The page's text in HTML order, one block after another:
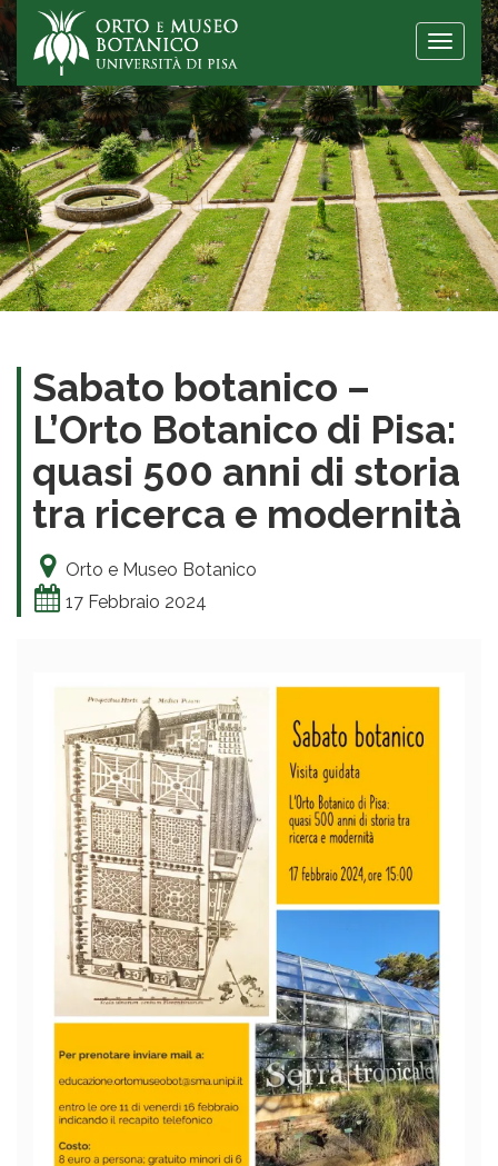
Toggle
Sabato botanico –
L’Orto Botanico di Pisa:
quasi 500 anni di storia
tra ricerca e modernità
Orto e Museo Botanico
17 Febbraio 2024